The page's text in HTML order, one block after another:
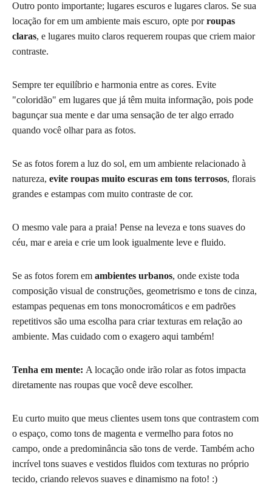
Outro ponto importante; lugares escuros e lugares claros. Se sua
locação for em um ambiente mais escuro, opte porroupas
claras, e lugares muito claros requerem roupas que criem maior
contraste.
Sempre ter equilíbrio e harmonia entre as cores. Evite
"coloridão" em lugares que já têm muita informação, pois pode
bagunçar sua mente e dar uma sensação de ter algo errado
quando você olhar para as fotos.
Se as fotos forem a luz do sol, em um ambiente relacionado à
natureza, evite roupas muito escuras em tons terrosos, florais
grandes e estampas com muito contraste de cor.
O mesmo vale para a praia! Pense na leveza e tons suaves do
céu, mar e areia e crie um look igualmente leve e fluido.
Se as fotos forem em ambientes urbanos, onde existe toda
composição visual de construções, geometrismo e tons de cinza,
estampas pequenas em tons monocromáticos e em padrões
repetitivos são uma escolha para criar texturas em relação ao
ambiente. Mas cuidado com o exagero aqui também!
Tenha em mente: A locação onde irão rolar as fotos impacta
diretamente nas roupas que você deve escolher.
Eu curto muito que meus clientes usem tons que contrastem com
o espaço, como tons de magenta e vermelho para fotos no
campo, onde a predominância são tons de verde. Também acho
incrível tons suaves e vestidos fluidos com texturas no próprio
tecido, criando relevos suaves e dinamismo na foto! :)